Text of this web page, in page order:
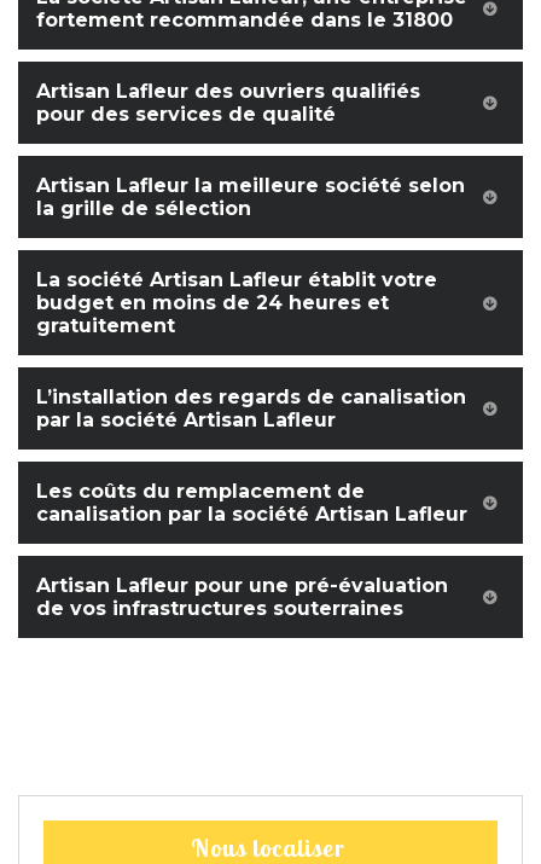
fortement recommandée dans le 31800
Artisan Lafleur des ouvriers qualifiés
pour des services de qualité
Artisan Lafleur la meilleure société selon
la grille de sélection
La société Artisan Lafleur établit votre
budget en moins de 24 heures et
gratuitement
L’installation des regards de canalisation
par la société Artisan Lafleur
Les coûts du remplacement de
canalisation par la société Artisan Lafleur
Artisan Lafleur pour une pré-évaluation
de vos infrastructures souterraines
Nous localiser